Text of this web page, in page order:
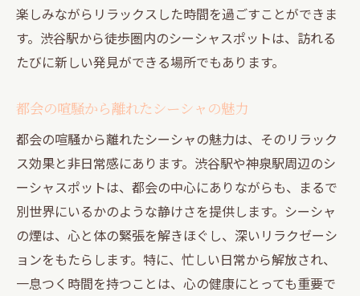
シーシャ愛好者に人気の秘密の場所
異なる雰囲気が楽しめるシーシャ店
渋谷と神泉で異なるシーシャ体験
シーシャを渋谷駅で楽しむためのガイド
渋谷駅でのシーシャ入門ガイド
フレーバー選びで迷わないために
渋谷駅近くのユニークなシーシャ店
初心者でも安心のシーシャ体験方法
渋谷駅での特別なシーシャの楽しみ方
シーシャを楽しむための準備と心構え
楽しみながらリラックスした時間を過ごすことができま
す。渋谷駅から徒歩圏内のシーシャスポットは、訪れる
たびに新しい発見ができる場所でもあります。
都会の喧騒から離れたシーシャの魅力
都会の喧騒から離れたシーシャの魅力は、そのリラック
ス効果と非日常感にあります。渋谷駅や神泉駅周辺のシ
ーシャスポットは、都会の中心にありながらも、まるで
別世界にいるかのような静けさを提供します。シーシャ
の煙は、心と体の緊張を解きほぐし、深いリラクゼーシ
ョンをもたらします。特に、忙しい日常から解放され、
一息つく時間を持つことは、心の健康にとっても重要で